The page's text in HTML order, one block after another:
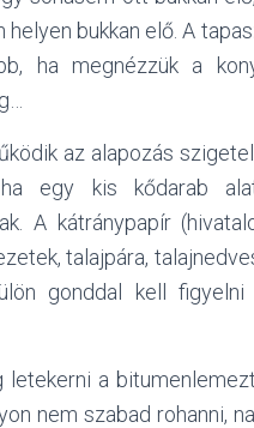
helyen bukkan elő. A
ha megnézzük a
az alapozás
egy kis kődarab
A kátránypapír
talajpára,
gonddal kell
letekerni a
nem szabad rohanni,